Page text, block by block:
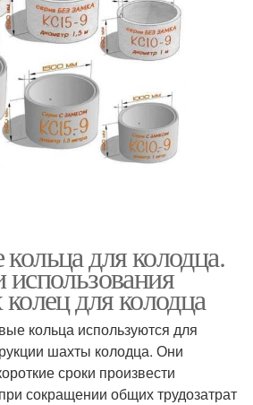
для колодца.
для колодца
кольца используются для
шахты колодца. Они
сроки произвести
сокращении общих трудозатрат